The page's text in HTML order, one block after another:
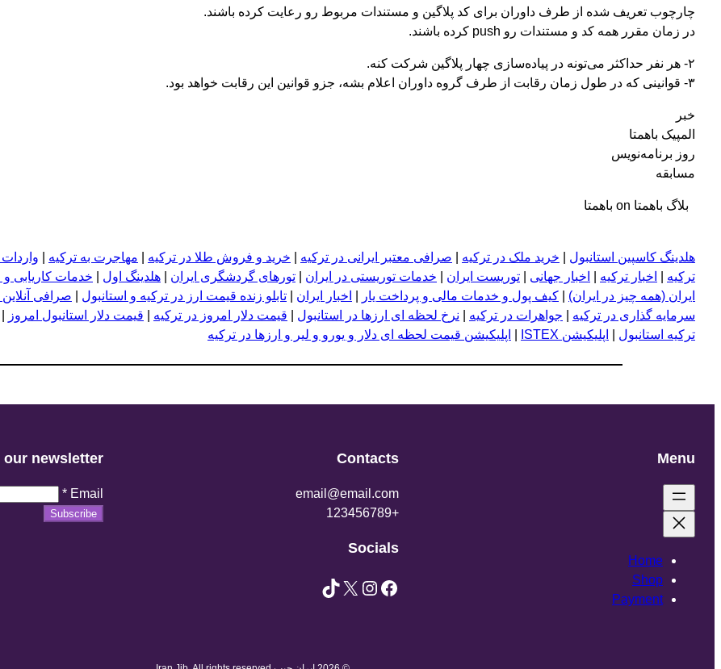
چارچوب تعریف شده از طرف داوران برای کد پلاگین و مستندات مربوط رو رعایت کرده باشند.
در زمان مقرر همه کد و مستندات رو push کرده باشند.
۲- هر نفر حداکثر می‌تونه در پیاده‌سازی چهار پلاگین شرکت کنه.
۳- قوانینی که در طول زمان رقابت از طرف گروه داوران اعلام بشه، جزو قوانین این رقابت خواهد بود.
خبر
المپیک باهمتا
روز برنامه‌نویس
مسابقه
بلاگ باهمتا on باهمتا
هلدینگ کاسپین استانبول خرید ملک در ترکیه صرافی معتبر ایرانی در ترکیه خرید و فروش طلا در ترکیه مهاجرت به ترکیه
ترکیه
اخبار ترکیه اخبار جهانی توریست ایران خدمات توریستی در ایران تورهای گردشگری ایران هلدینگ اول خدمات کاریابی
ایران (همه چیز در ایران)
کیف پول و خدمات مالی و پرداخت یار اخبار ایران تابلو زنده قیمت ارز در ترکیه و استانبول صرافی آنلاین
سرمایه گذاری در ترکیه
جواهرات در ترکیه نرخ لحظه ای ارزها در استانبول قیمت دلار امروز در ترکیه قیمت دلار استانبول امروز
ترکیه استانبول
اپلیکیشن ISTEX اپلیکیشن قیمت لحظه ای دلار و یورو و لیر و ارزها در ترکیه
Menu
Home
Shop
Payment
Contacts
email@email.com
+123456789
Socials
Facebook
Instagram
X
TikTok
newsletter
Email
*
Subscribe